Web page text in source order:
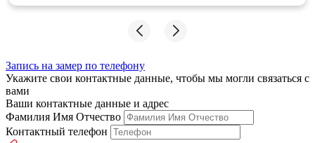
Запись на замер по телефону
Укажите свои контактные данные, чтобы мы могли связаться с
вами
Ваши контактные данные и адрес
Фамилия Имя Отчество
Контактный телефон